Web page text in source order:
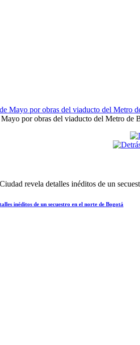
por obras del viaducto del Metro de
inéditos de un secuestro en el norte de Bogotá